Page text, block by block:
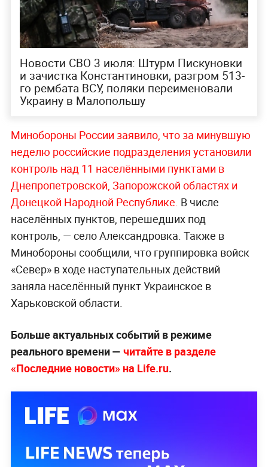
Новости СВО 3 июля: Штурм Пискуновки
и зачистка Константиновки, разгром 513-
го рембата ВСУ, поляки переименовали
Украину в Малопольшу
Минобороны России заявило, что за минувшую
неделю российские подразделения установили
контроль над 11 населёнными пунктами в
Днепропетровской, Запорожской областях и
Донецкой Народной Республике. В числе
населённых пунктов, перешедших под
контроль, — село Александровка. Также в
Минобороны сообщили, что группировка войск
«Север» в ходе наступательных действий
заняла населённый пункт Украинское в
Харьковской области.
Больше актуальных событий в режиме
реального времени — читайте в разделе
«Последние новости» на Life.ru.